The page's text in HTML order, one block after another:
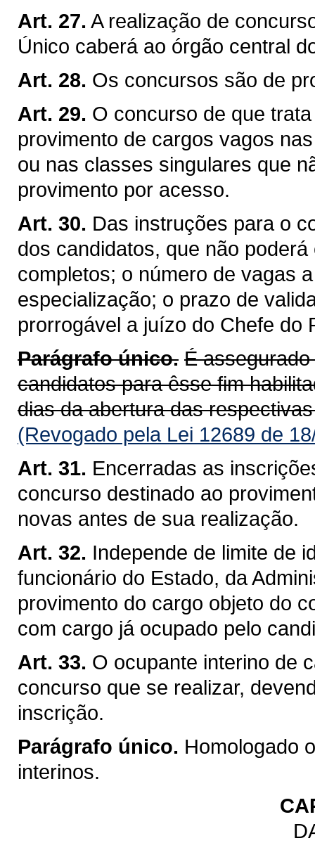
Art. 27. A realização de
Único caberá ao órgão central
Art. 28. Os concursos são de
Art. 29. O concurso de que
provimento de cargos vagos
ou nas classes singulares que
provimento por acesso.
Art. 30. Das instruções para o
dos candidatos, que não
completos; o número de vagas
especialização; o prazo de
prorrogável a juízo do Chefe do
Parágrafo único. É
candidatos para êsse fim
dias da abertura das
(Revogado pela Lei 12689 de
Art. 31. Encerradas as
concurso destinado ao
novas antes de sua realização.
Art. 32. Independe de limite de
funcionário do Estado, da
provimento do cargo objeto do
com cargo já ocupado pelo
Art. 33. O ocupante interino de
concurso que se realizar,
inscrição.
Parágrafo único. Homologado
interinos.